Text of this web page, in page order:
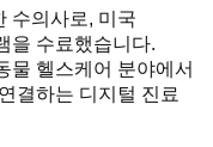
수의사로, 미국
을 수료했습니다.
물 헬스케어 분야에서
결하는 디지털 진료